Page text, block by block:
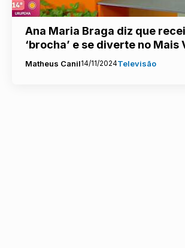
Ana Maria Braga diz que
‘brocha’ e se diverte no Mais
Matheus Canil14/11/2024Televisão